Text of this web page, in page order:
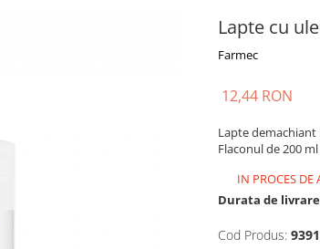
Lapte cu
Farmec
12,44 RON
Lapte demachiant
Flaconul de 200
IN PROCES DE
Durata de
Cod Produs: